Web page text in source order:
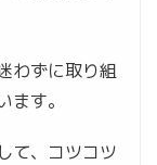
わずに取り組
す。
て、コツコツ